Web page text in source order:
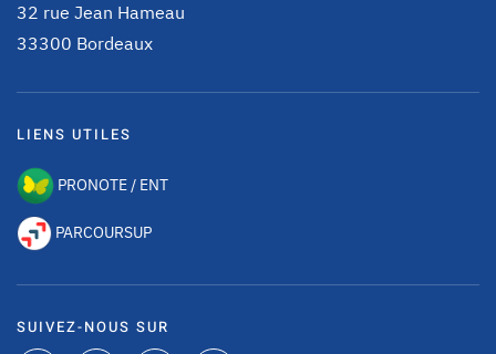
32 rue Jean Hameau
33300 Bordeaux
LIENS UTILES
PRONOTE / ENT
PARCOURSUP
SUIVEZ-NOUS SUR